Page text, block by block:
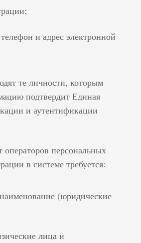
и адрес электронной
те личности, которым
подтвердит Единая
и аутентификации
операторов персональных
в системе требуется:
(юридические
лица и